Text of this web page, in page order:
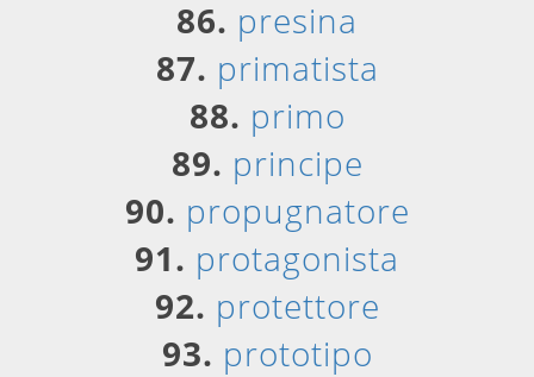
86. presina
87. primatista
88. primo
89. principe
90. propugnatore
91. protagonista
92. protettore
93. prototipo